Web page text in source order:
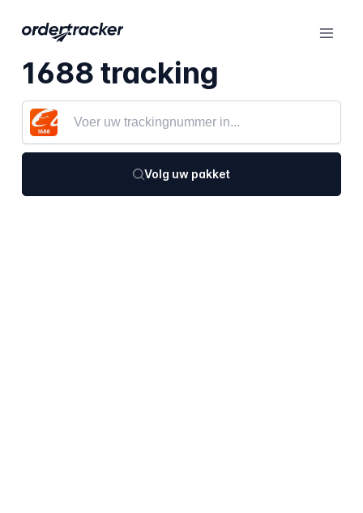
1688 tracking
Volg uw pakket